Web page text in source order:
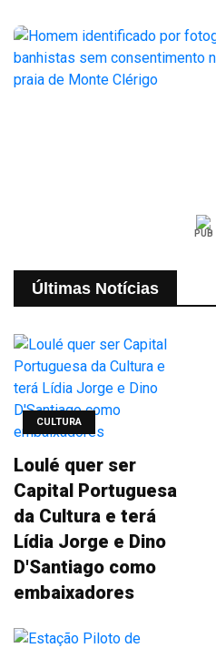
PUB
Últimas Notícias
CULTURA
Loulé quer ser
Capital Portuguesa
da Cultura e terá
Lídia Jorge e Dino
D'Santiago como
embaixadores